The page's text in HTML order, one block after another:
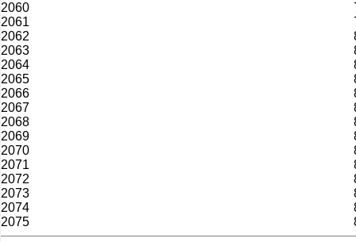
2060
2061
2062
2063
2064
2065
2066
2067
2068
2069
2070
2071
2072
2073
2074
2075